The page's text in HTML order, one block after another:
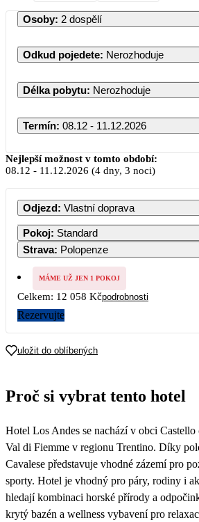
Osoby: 2 dospělí
Odkud pojedete: Nerozhoduje
Délka pobytu: Nerozhoduje
Termín: 08.12 - 11.12.2026
Prosinec 2026
PO ÚT ST ČT
1 2 3
7 8 9 10
14 15 16
21
10 039
22
10 039
23 24
Nejlepší možnost v tomto období:
08.12 - 11.12.2026 (4 dny, 3 noci)
Odjezd: Vlastní doprava
Pokoj: Standard
Strava: Polopenze
MÁME UŽ JEN 1 POKOJ
Celkem: 12 058 Kčpodrobnosti
Rezervujte
uložit do oblíbených
Proč si vybrat tento hotel
Hotel Los Andes se nachází v obci
Val di Fiemme v regionu Trentino. Díky
Cavalese představuje vhodné zázemí pro
sporty. Hotel je vhodný pro páry, rodiny i
hledají kombinaci horské přírody a
krytý bazén a wellness vybavení pro